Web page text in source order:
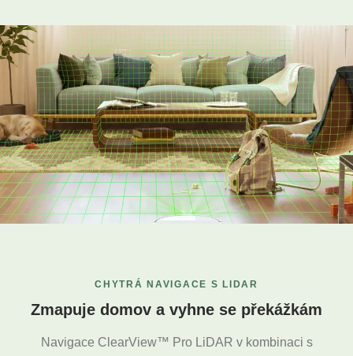
CHYTRÁ NAVIGACE S LIDAR
Zmapuje domov a vyhne se překážkám
Navigace ClearView™ Pro LiDAR v kombinaci s